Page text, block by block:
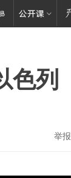
色列
举报